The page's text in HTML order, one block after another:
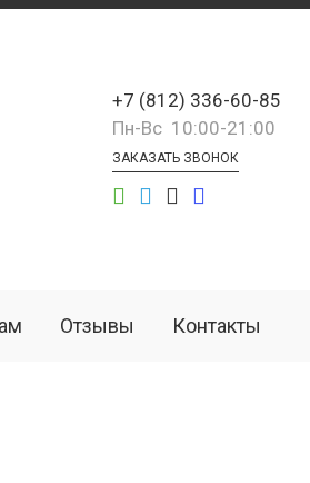
+7 (812) 336-60-85
Пн-Вс 10:00-21:00
ЗАКАЗАТЬ ЗВОНОК
Отзывы Контакты